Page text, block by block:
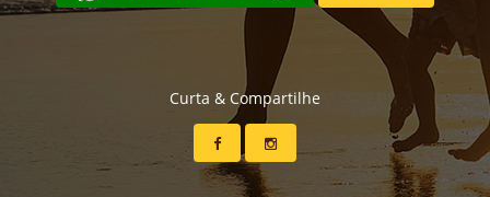
Curta & Compartilhe